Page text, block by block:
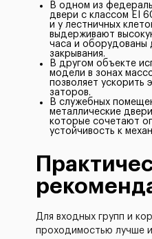
В одном из
двери с классом EI
и у лестничных
выдерживают
часа и оборудованы
закрывания.
В другом объекте
модели в зонах
позволяет ускорить
заторов.
В служебных
металлические
которые сочетают
устойчивость к
Для входных групп и
проходимостью лучше